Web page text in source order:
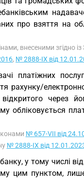
про взяття на
внесеними згідно
, № 2888-IX від
платіжних
рахунку/
через
обліковується
№ 657-VII від
№ 2888-IX від
у тому числі
цим пунктом,